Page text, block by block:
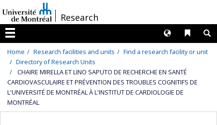
au
contenu
/Research
Menu
Liens
Langues
Home Research facilities and units
Find a research facility or unit
Directory of Research Units
CHAIRE MIRELLA ET LINO SAPUTO DE RECHERCHE EN SANTÉ
CARDIOVASCULAIRE ET PRÉVENTION DES TROUBLES COGNITIFS DE
L'UNIVERSITÉ DE MONTRÉAL À L'INSTITUT DE CARDIOLOGIE DE
MONTRÉAL